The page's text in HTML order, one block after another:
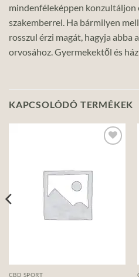
mindenféleképpen konzultáljon
szakemberrel. Ha bármilyen
rosszul érzi magát, hagyja abba
orvosához. Gyermekektől és
KAPCSOLÓDÓ TERMÉKEK
CBD SPORT